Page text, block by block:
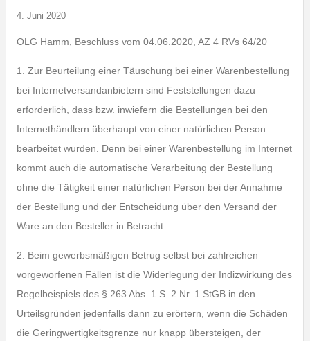
4. Juni 2020
OLG Hamm, Beschluss vom 04.06.2020, AZ 4 RVs 64/20
1. Zur Beurteilung einer Täuschung bei einer Warenbestellung
bei Internetversandanbietern sind Feststellungen dazu
erforderlich, dass bzw. inwiefern die Bestellungen bei den
Internethändlern überhaupt von einer natürlichen Person
bearbeitet wurden. Denn bei einer Warenbestellung im Internet
kommt auch die automatische Verarbeitung der Bestellung
ohne die Tätigkeit einer natürlichen Person bei der Annahme
der Bestellung und der Entscheidung über den Versand der
Ware an den Besteller in Betracht.
2. Beim gewerbsmäßigen Betrug selbst bei zahlreichen
vorgeworfenen Fällen ist die Widerlegung der Indizwirkung des
Regelbeispiels des § 263 Abs. 1 S. 2 Nr. 1 StGB in den
Urteilsgründen jedenfalls dann zu erörtern, wenn die Schäden
die Geringwertigkeitsgrenze nur knapp übersteigen, der